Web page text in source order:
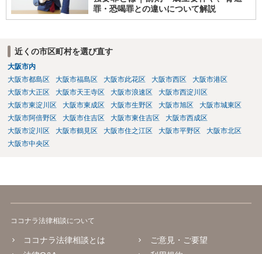
いでしょうか。こんな感じで助けを求めつつ進めていくといいと思い
ます。
罪・恐喝罪との違いについて解説
近くの市区町村を選び直す
大阪市内
大阪市都島区
大阪市福島区 大阪市此花区 大阪市西区
大阪市港区
大阪市大正区
大阪市天王寺区 大阪市浪速区
大阪市西淀川区
大阪市東淀川区
大阪市東成区 大阪市生野区 大阪市旭区
大阪市城東区
大阪市阿倍野区
大阪市住吉区 大阪市東住吉区
大阪市西成区
大阪市淀川区
大阪市鶴見区 大阪市住之江区 大阪市平野区
大阪市北区
大阪市中央区
ココナラ法律相談について
ココナラ法律相談とは
ご意見・ご要望